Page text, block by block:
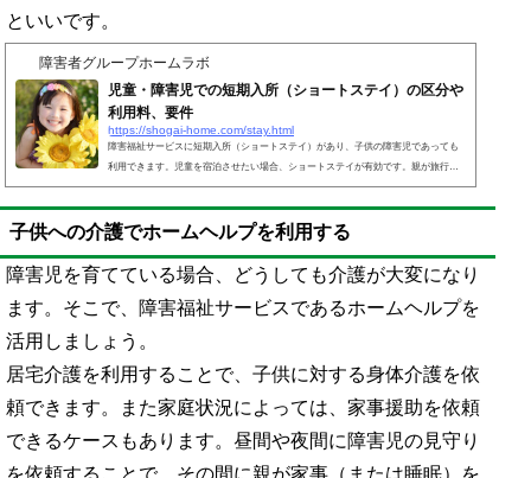
といいです。
障害者グループホームラボ
児童・障害児での短期入所（ショートステイ）の区分や
利用料、要件
https://shogai-home.com/stay.html
障害福祉サービスに短期入所（ショートステイ）があり、子供の障害児であっても
利用できます。児童を宿泊させたい場合、ショートステイが有効です。親が旅行・
冠婚葬祭へ出かけたり、病院へ入院したりするとき、障害児を家に放置するわけに
はいきません。そこで、短期入所が役に立つのです。障害福祉サービス受給者証を
入手した後、ショートステイを提供する事業者と契約すれば利用できます。ただ実
るわけではありません。また、料金もかかります。短期入...
子供への介護でホームヘルプを利用する
障害児を育てている場合、どうしても介護が大変になり
ます。そこで、障害福祉サービスであるホームヘルプを
活用しましょう。
居宅介護を利用することで、子供に対する身体介護を依
頼できます。また家庭状況によっては、家事援助を依頼
できるケースもあります。昼間や夜間に障害児の見守り